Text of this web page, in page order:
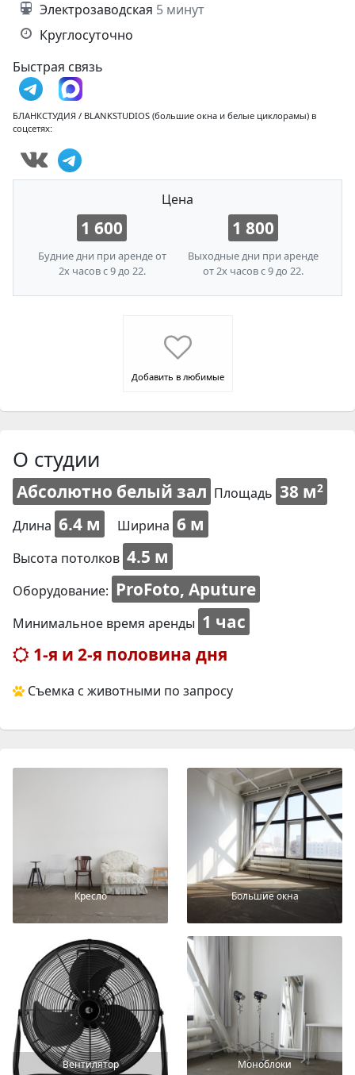
Электрозаводская 5 минут
Круглосуточно
Быстрая связь
БЛАНКСТУДИЯ / BLANKSTUDIOS (большие окна и белые циклорамы) в
соцсетях:
Цена
1 600
Будние дни при аренде от
2х часов с 9 до 22.
1 800
Выходные дни при аренде
от 2х часов с 9 до 22.
Добавить в любимые
О студии
Абсолютно белый зал Площадь 38 м2
Длина 6.4 м Ширина 6 м
Высота потолков 4.5 м
Оборудование: ProFoto, Aputure
Минимальное время аренды 1 час
1-я и 2-я половина дня
Съемка с животными по запросу
Кресло Большие окна
Вентилятор Моноблоки